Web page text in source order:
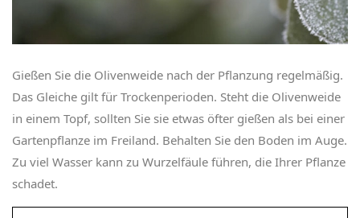
Gießen Sie die Olivenweide nach der Pflanzung regelmäßig.
Das Gleiche gilt für Trockenperioden. Steht die Olivenweide
in einem Topf, sollten Sie sie etwas öfter gießen als bei einer
Gartenpflanze im Freiland. Behalten Sie den Boden im Auge.
Zu viel Wasser kann zu Wurzelfäule führen, die Ihrer Pflanze
schadet.